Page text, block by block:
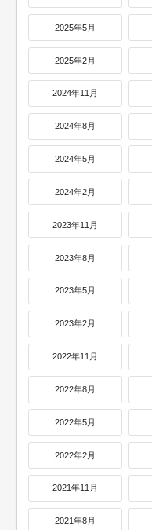
2025年5月
2025年2月
2024年11月
2024年8月
2024年5月
2024年2月
2023年11月
2023年8月
2023年5月
2023年2月
2022年11月
2022年8月
2022年5月
2022年2月
2021年11月
2021年8月